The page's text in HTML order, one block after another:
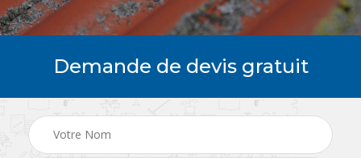
Demande de devis gratuit